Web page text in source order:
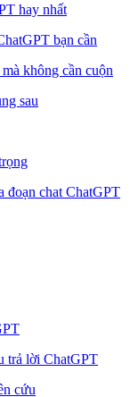
hay nhất
bạn cần
không cần cuộn
sau
đoạn chat ChatGPT
trả lời ChatGPT
cứu